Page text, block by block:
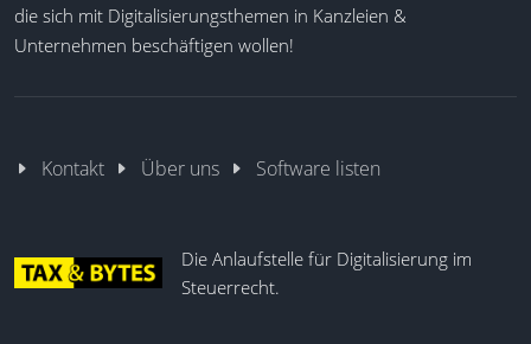
die sich mit Digitalisierungsthemen in Kanzleien &
Unternehmen beschäftigen wollen!
Kontakt Über uns Software listen
Die Anlaufstelle für Digitalisierung im
Steuerrecht.